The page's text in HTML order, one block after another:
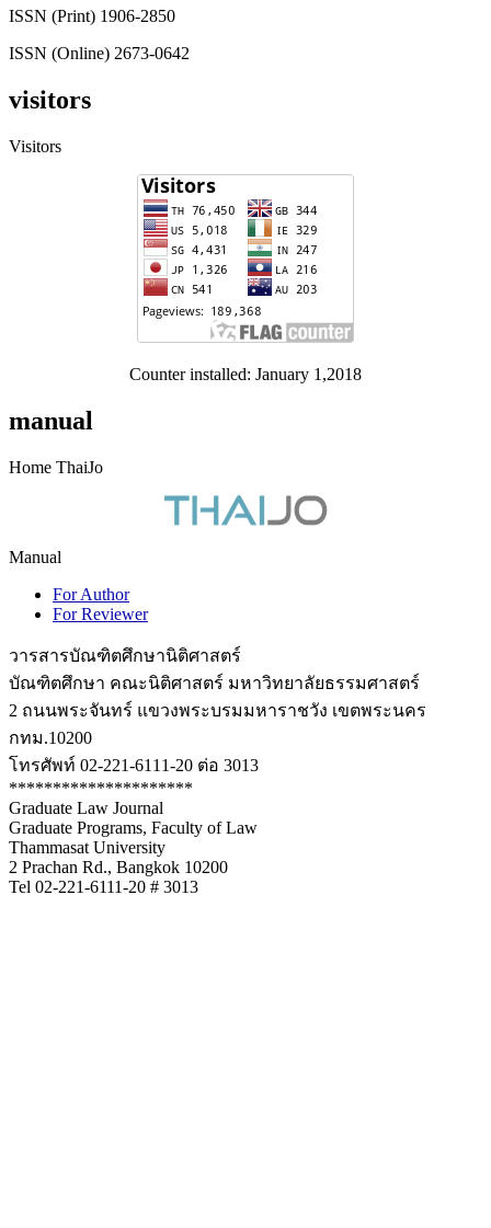
ISSN (Print) 1906-2850
ISSN (Online) 2673-0642
visitors
Visitors
Counter installed: January 1,2018
manual
Home ThaiJo
Manual
For Author
For Reviewer
วารสารบัณฑิตศึกษานิติศาสตร์
บัณฑิตศึกษา คณะนิติศาสตร์ มหาวิทยาลัยธรรมศาสตร์
2 ถนนพระจันทร์ แขวงพระบรมมหาราชวัง เขตพระนคร
กทม.10200
โทรศัพท์ 02-221-6111-20 ต่อ 3013
*********************
Graduate Law Journal
Graduate Programs, Faculty of Law
Thammasat University
2 Prachan Rd., Bangkok 10200
Tel 02-221-6111-20 # 3013